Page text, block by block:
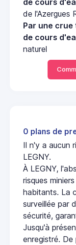
de l'Azergues
Par une
de cours
naturel
0 plans de
Il n'y a aucun
LEGNY.
À LEGNY,
risques
habitants. La
surveillée par
sécurité,
Jusqu'à
enregistré.